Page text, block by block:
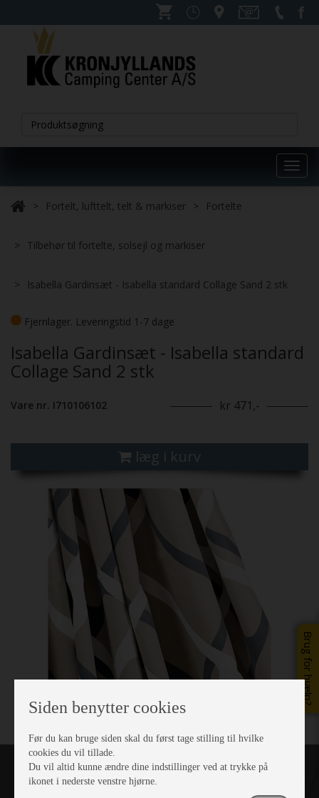
Brug for hjælp?
Fortelt, lufttelt, telt & markiser Fortelte
Tilbehør til fortelte, solsejl og markiser
Isabella Gardinsæt - Isabella standard Collage Sand 2 stk
Fjernlager. Leveringstid 1-7 dage
Isabella Gardinsæt - Isabella standard
Collage Sand 2 stk
Vare nr. I710106102 kr 471,-
læg i kurv
Siden benytter cookies
Før du kan bruge siden skal du først tage stilling til hvilke
cookies du vil tillade.
Du vil altid kunne ændre dine indstillinger ved at trykke på
ikonet i nederste venstre hjørne.